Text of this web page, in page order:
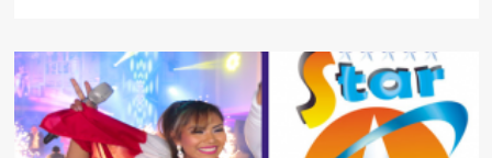
GLADYS
VILA
Festeja
28
en
Lima